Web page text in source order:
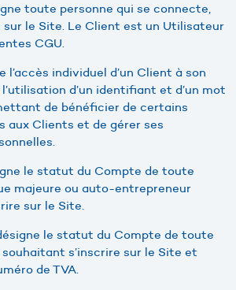
toute personne qui se connecte,
le Site. Le Client est un Utilisateur
CGU.
l’accès individuel d’un Client à son
d’un identifiant et d’un mot
de bénéficier de certains
aux Clients et de gérer ses
le statut du Compte de toute
majeure ou auto-entrepreneur
sur le Site.
le statut du Compte de toute
s’inscrire sur le Site et
de TVA.